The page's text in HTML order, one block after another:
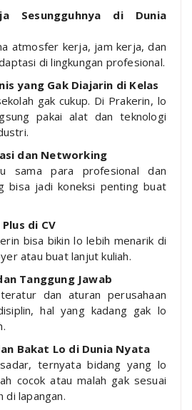
Sesungguhnya di Dunia
atmosfer kerja, jam kerja, dan
di lingkungan profesional.
yang Gak Diajarin di Kelas
gak cukup. Di Prakerin, lo
pakai alat dan teknologi
dan Networking
sama para profesional dan
bisa jadi koneksi penting buat
di CV
bisa bikin lo lebih menarik di
atau buat lanjut kuliah.
Tanggung Jawab
dan aturan perusahaan
hal yang kadang gak lo
Bakat Lo di Dunia Nyata
ternyata bidang yang lo
cocok atau malah gak sesuai
di lapangan.